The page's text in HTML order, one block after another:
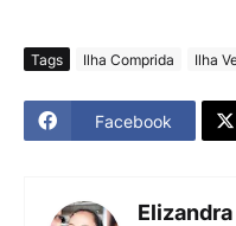
Tags Ilha Comprida Ilha
Facebook